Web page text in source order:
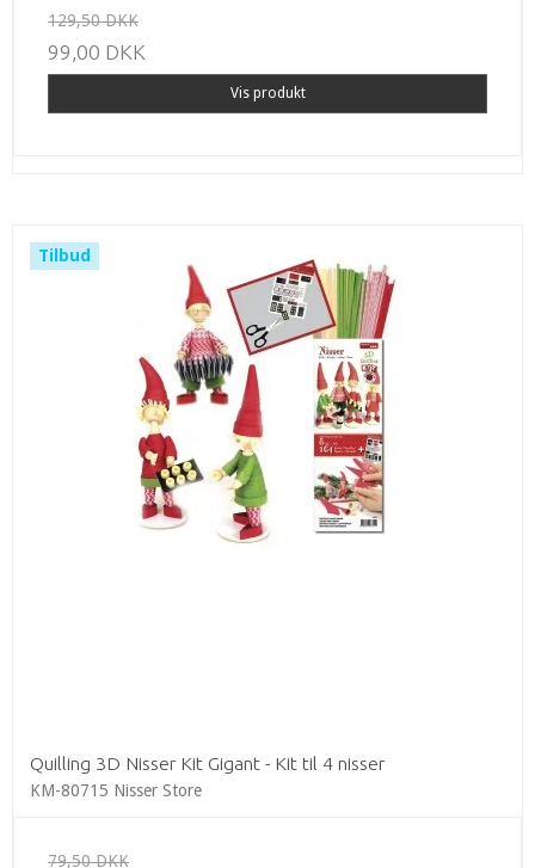
129,50 DKK
99,00 DKK
Vis produkt
Tilbud
Quilling 3D Nisser Kit Gigant - Kit til 4 nisser
KM-80715 Nisser Store
79,50 DKK